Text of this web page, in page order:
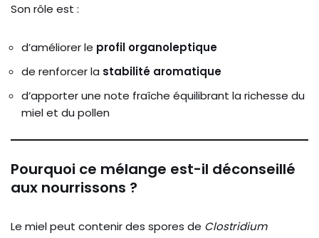
Son rôle est :
d’améliorer le profil organoleptique
de renforcer la stabilité aromatique
d’apporter une note fraîche équilibrant la richesse du
miel et du pollen
Pourquoi ce mélange est-il déconseillé
aux nourrissons ?
Le miel peut contenir des spores de Clostridium